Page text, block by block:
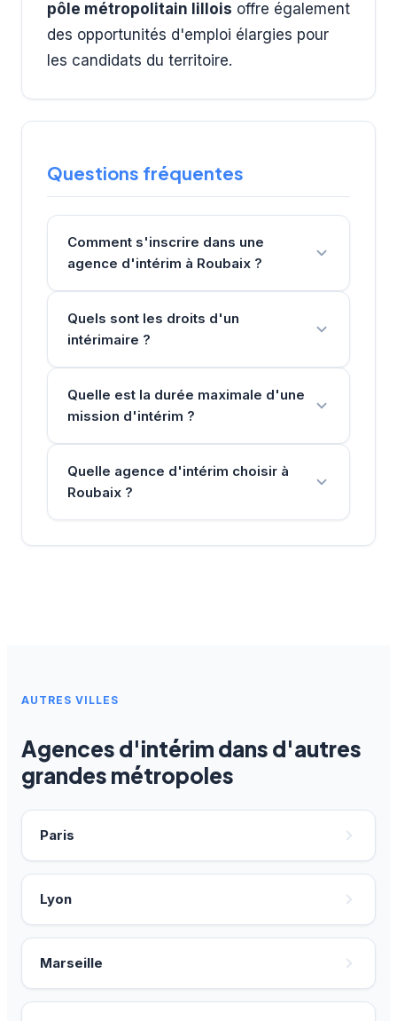
pôle métropolitain lillois offre également
des opportunités d'emploi élargies pour
les candidats du territoire.
Questions fréquentes
Comment s'inscrire dans une
agence d'intérim à Roubaix ?
Quels sont les droits d'un
intérimaire ?
Quelle est la durée maximale d'une
mission d'intérim ?
Quelle agence d'intérim choisir à
Roubaix ?
AUTRES VILLES
Agences d'intérim dans d'autres
grandes métropoles
Paris
Lyon
Marseille